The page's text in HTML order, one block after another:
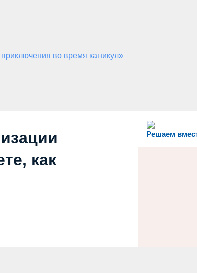
во время каникул»
Решаем
как